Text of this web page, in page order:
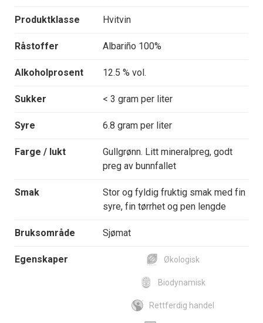
Produktklasse Hvitvin
Råstoffer Albariño 100%
Alkoholprosent 12.5 % vol.
Sukker < 3 gram per liter
Syre 6.8 gram per liter
Farge / lukt
Gullgrønn. Litt mineralpreg, godt
preg av bunnfallet
Smak
Stor og fyldig fruktig smak med fin
syre, fin tørrhet og pen lengde
Bruksområde Sjømat
Egenskaper Økologisk
Biodynamisk
Rettferdig handel